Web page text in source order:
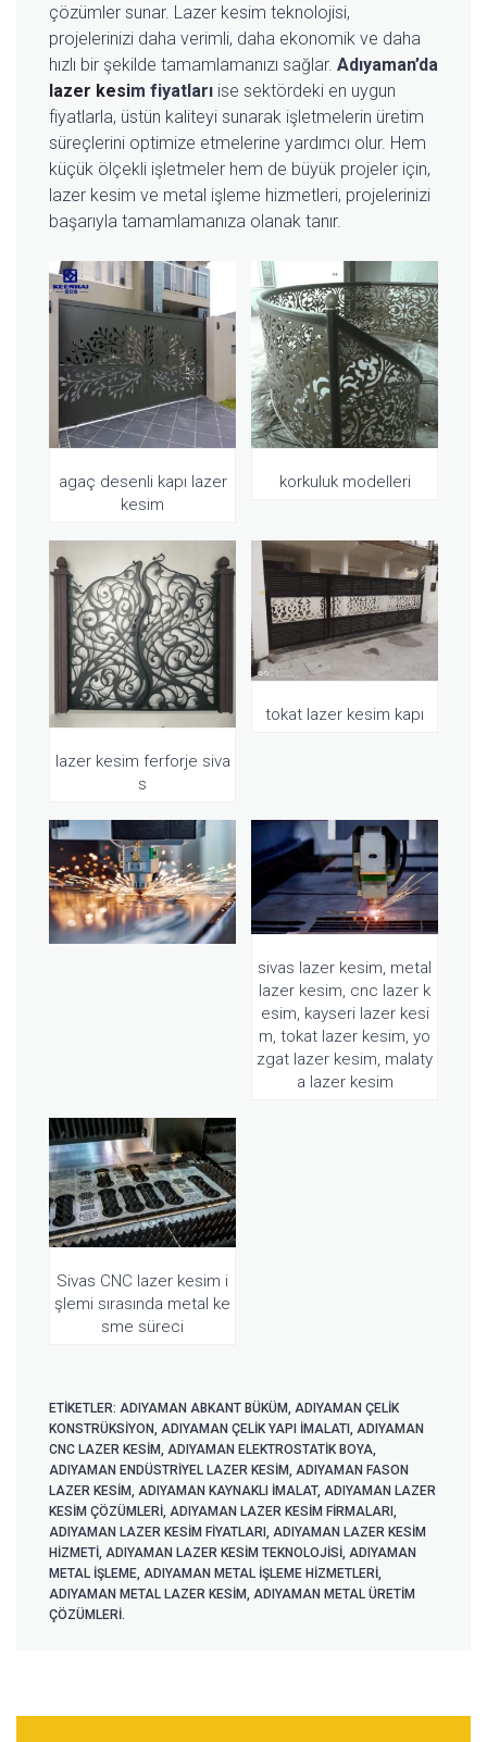
çözümler sunar. Lazer kesim teknolojisi,
projelerinizi daha verimli, daha ekonomik ve daha
hızlı bir şekilde tamamlamanızı sağlar. Adıyaman’da
lazer kesim fiyatları ise sektördeki en uygun
fiyatlarla, üstün kaliteyi sunarak işletmelerin üretim
süreçlerini optimize etmelerine yardımcı olur. Hem
küçük ölçekli işletmeler hem de büyük projeler için,
lazer kesim ve metal işleme hizmetleri, projelerinizi
başarıyla tamamlamanıza olanak tanır.
agaç desenli kapı lazer
kesim
korkuluk modelleri
lazer kesim ferforje siva
s
tokat lazer kesim kapı
sivas lazer kesim, metal
lazer kesim, cnc lazer k
esim, kayseri lazer kesi
m, tokat lazer kesim, yo
zgat lazer kesim, malaty
a lazer kesim
Sivas CNC lazer kesim i
şlemi sırasında metal ke
sme süreci
ETIKETLER: ADIYAMAN ABKANT BÜKÜM, ADIYAMAN ÇELIK
KONSTRÜKSIYON, ADIYAMAN ÇELIK YAPI IMALATI , ADIYAMAN
CNC LAZER KESIM, ADIYAMAN ELEKTROSTATIK BOYA,
ADIYAMAN ENDÜSTRIYEL LAZER KESIM, ADIYAMAN FASON
LAZER KESIM, ADIYAMAN KAYNAKLI IMALAT, ADIYAMAN LAZER
KESIM ÇÖZÜMLERI, ADIYAMAN LAZER KESIM FIRMALARI ,
ADIYAMAN LAZER KESIM FIYATLARI , ADIYAMAN LAZER KESIM
HIZMETI, ADIYAMAN LAZER KESIM TEKNOLOJISI, ADIYAMAN
METAL IŞLEME, ADIYAMAN METAL IŞLEME HIZMETLERI,
ADIYAMAN METAL LAZER KESIM, ADIYAMAN METAL ÜRETIM
ÇÖZÜMLERI.